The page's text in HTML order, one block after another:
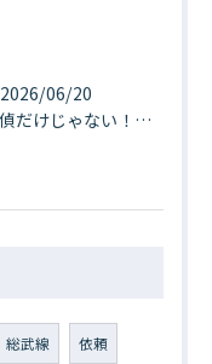
2026/06/20
探偵だけじゃない！対象もBarにいる他。お酒にまつわる【江戸川区の浮気調査事例】
総武線 依頼